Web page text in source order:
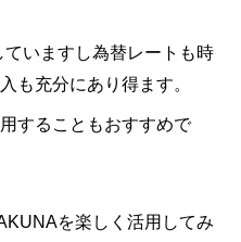
いますし為替レートも時
も充分にあり得ます。
することもおすすめで
を楽しく活用してみ